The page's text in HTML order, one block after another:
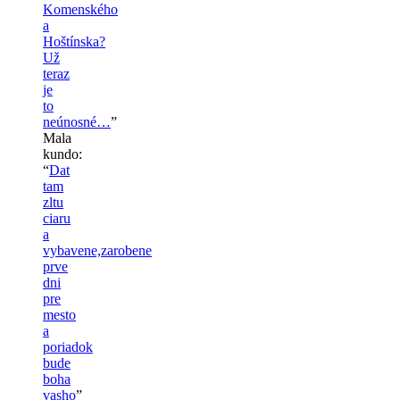
Komenského
a
Hoštínska?
Už
teraz
je
to
neúnosné…”
Mala
kundo:
“Dat
tam
zltu
ciaru
a
vybavene,zarobene
prve
dni
pre
mesto
a
poriadok
bude
boha
vasho”